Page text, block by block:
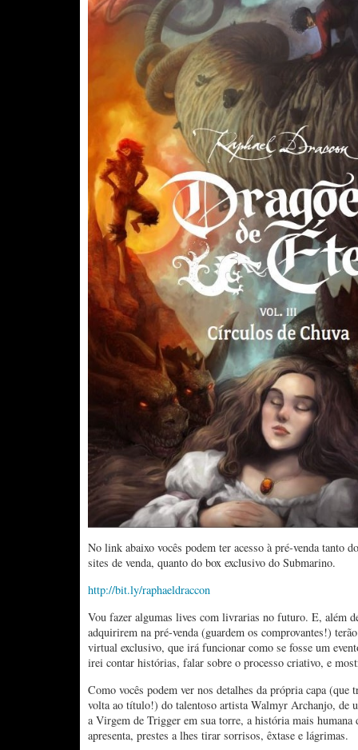
No link abaixo vocês podem ter acesso à pré-venda tanto
sites de venda, quanto do box exclusivo do Submarino.
http://bit.ly/raphaeldraccon
Vou fazer algumas lives com livrarias no futuro. E, além
adquirirem na pré-venda (guardem os comprovantes!)
virtual exclusivo, que irá funcionar como se fosse um
irei contar histórias, falar sobre o processo criativo, e
Como vocês podem ver nos detalhes da própria capa (que
volta ao título!) do talentoso artista Walmyr Archanjo, de
a Virgem de Trigger em sua torre, a história mais humana
apresenta, prestes a lhes tirar sorrisos, êxtase e lágrimas.